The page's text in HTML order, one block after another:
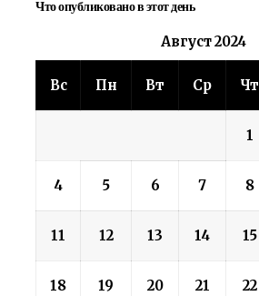
Что опубликовано в этот день
Август 2024
Вс Пн Вт Ср Чт
1
4 5 6 7 8
11 12 13 14 15
18 19 20 21 22